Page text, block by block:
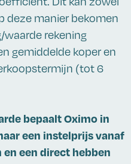
deze manier bekomen
waarde rekening
gemiddelde koper en
(tot 6
bepaalt Oximo in
een instelprijs vanaf
een direct hebben